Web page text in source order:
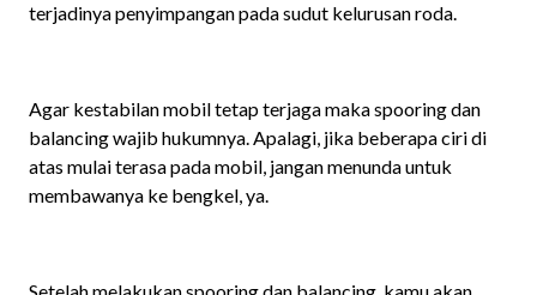
terjadinya penyimpangan pada sudut kelurusan roda.
Agar kestabilan mobil tetap terjaga maka spooring dan
balancing wajib hukumnya. Apalagi, jika beberapa ciri di
atas mulai terasa pada mobil, jangan menunda untuk
membawanya ke bengkel, ya.